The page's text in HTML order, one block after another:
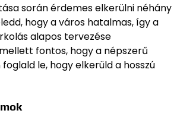
során érdemes elkerülni néhány
hogy a város hatalmas, így a
alapos tervezése
fontos, hogy a népszerű
le, hogy elkerüld a hosszú